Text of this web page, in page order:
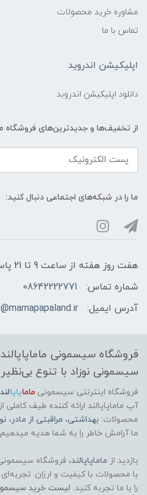
قابلیت چرخش
ماونت دیواری
قابلیت دید در شب
بله تا 10 متر
جنس بدنه
پلاستیک
200g
خیر
‎9 x 9 x 15 centimetres
مشاوره خرید محصولات
تماس با ما
اپلیکیشن اندروید
دانلود اپلیکیشن اندروبد
از تخفیف‌ها و جدیدترین‌های فروشگاه
ما را در شبکه‌های اجتماعی دنبال کنید:
هفت روز هفته از ساعت 9 تا 21 پاسخگوی شما هستیم
شماره تماس:
08642222771
آدرس ایمیل:
فروشگاه سیسمونی
سیسمونی نوزاد با تنوع
فروشگاه اینترنتی سیسمونی ماماپاپالند
آپ ماماپاپالند ارائه کننده طیف کاملی از
محصولات: بهداشتی، مراقبتی از مادر ،
ما آرامش خاطر را به شما هدیه
بازدید از ماماپاپالند، فروشگاه سیسمونی
با محصولات با کیفیت و ارزان.
را با ما تجربه کنید. لیست خرید